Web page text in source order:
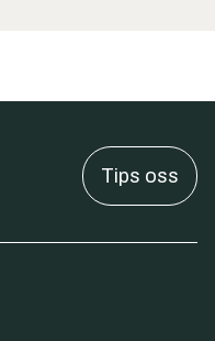
Tips oss